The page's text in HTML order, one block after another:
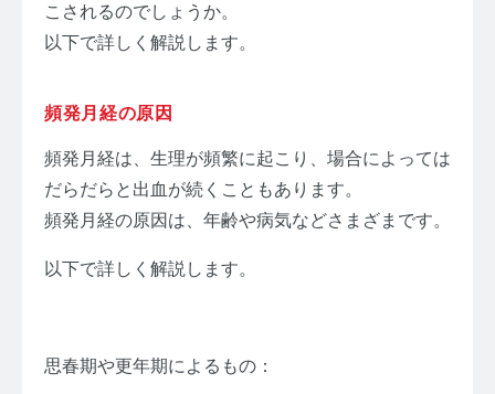
こされるのでしょうか。
以下で詳しく解説します。
頻発月経の原因
頻発月経は、生理が頻繁に起こり、場合によっては
だらだらと出血が続くこともあります。
頻発月経の原因は、年齢や病気などさまざまです。
以下で詳しく解説します。
思春期や更年期によるもの：